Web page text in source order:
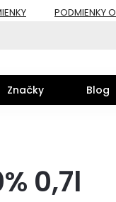
PODMIENKY
Značky Blog
0,7l